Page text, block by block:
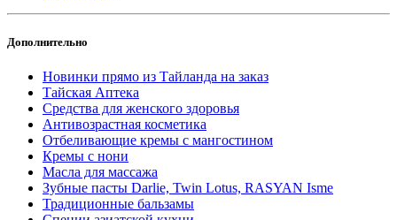
Дополнительно
Новинки прямо из Тайланда на заказ
Тайская Аптека
Средства для женского здоровья
Антивозрастная косметика
Отбеливающие кремы с мангостином
Кремы с нони
Масла для массажа
Зубные пасты Darlie, Twin Lotus, RASYAN Isme
Традиционные бальзамы